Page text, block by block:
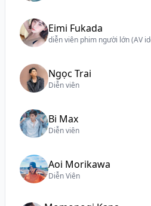
Eimi Fukada
diễn viên phim người lớn (AV
Ngọc Trai
Diễn viên
Bi Max
Diễn viên
Aoi Morikawa
Diễn Viên